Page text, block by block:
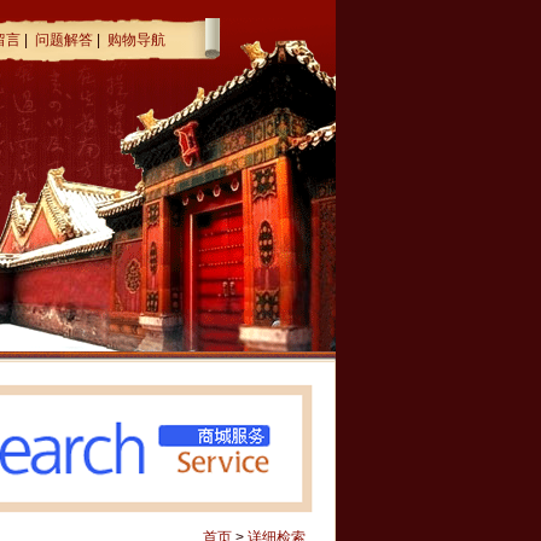
言 | 问题解答 | 购物导航
首页> 详细检索